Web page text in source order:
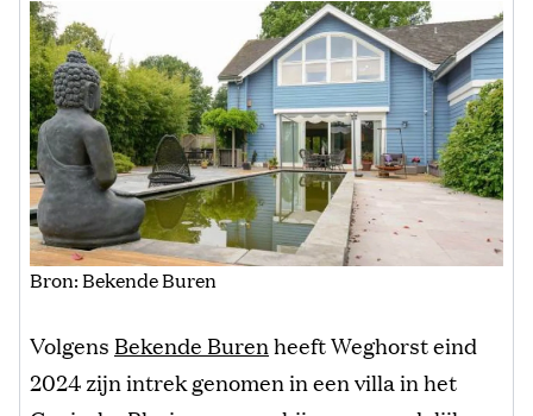
Bron: Bekende Buren
Volgens Bekende Burenheeft Weghorst eind
2024 zijn intrek genomen in een villa in het